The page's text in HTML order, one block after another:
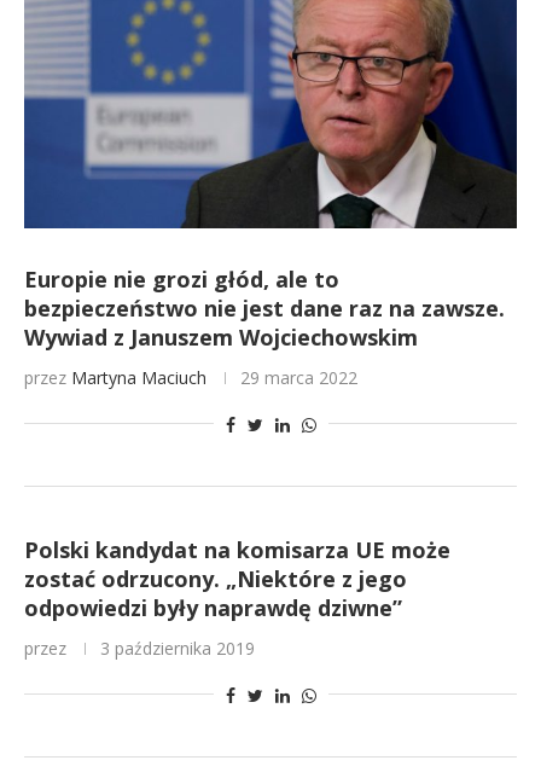
Europie nie grozi głód, ale to
bezpieczeństwo nie jest dane raz na zawsze.
Wywiad z Januszem Wojciechowskim
przez Martyna Maciuch 29 marca 2022
Polski kandydat na komisarza UE może
zostać odrzucony. „Niektóre z jego
odpowiedzi były naprawdę dziwne”
przez 3 października 2019